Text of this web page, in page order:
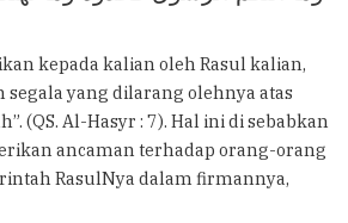
kepada kalian oleh Rasul kalian,
segala yang dilarang olehnya atas
(QS. Al-Hasyr : 7). Hal ini di sebabkan
ancaman terhadap orang-orang
RasulNya dalam firmannya,